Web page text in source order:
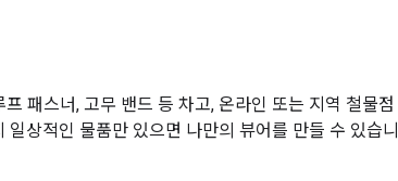
패스너, 고무 밴드 등 차고, 온라인 또는 지역 철물점
일상적인 물품만 있으면 나만의 뷰어를 만들 수 있습니